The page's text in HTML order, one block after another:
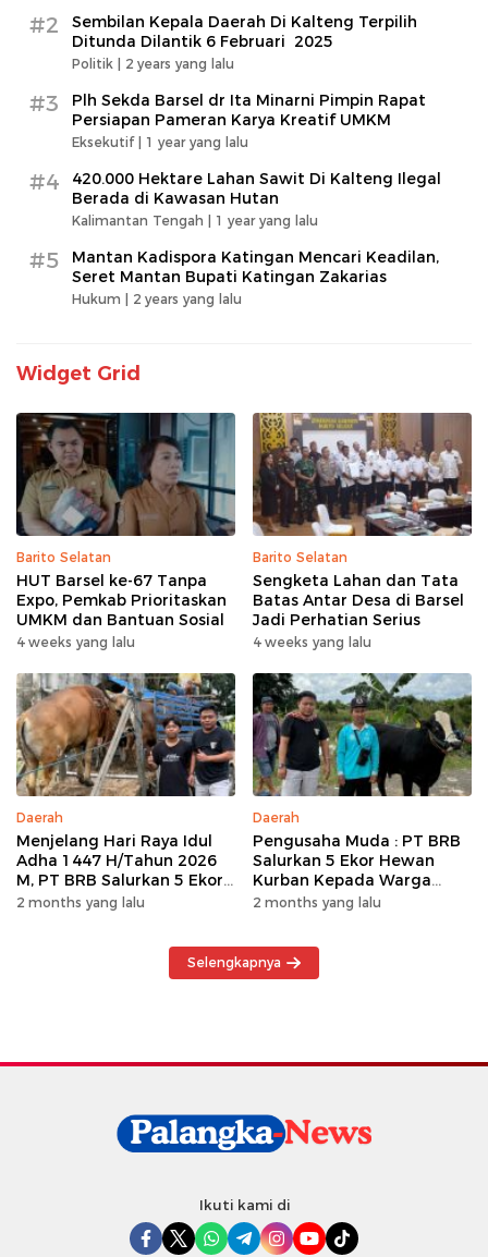
#2
Sembilan Kepala Daerah Di Kalteng Terpilih
Ditunda Dilantik 6 Februari 2025
Politik | 2 years yang lalu
#3
Plh Sekda Barsel dr Ita Minarni Pimpin Rapat
Persiapan Pameran Karya Kreatif UMKM
Eksekutif | 1 year yang lalu
#4
420.000 Hektare Lahan Sawit Di Kalteng Ilegal
Berada di Kawasan Hutan
Kalimantan Tengah | 1 year yang lalu
#5
Mantan Kadispora Katingan Mencari Keadilan,
Seret Mantan Bupati Katingan Zakarias
Hukum | 2 years yang lalu
Widget Grid
Barito Selatan
HUT Barsel ke-67 Tanpa
Expo, Pemkab Prioritaskan
UMKM dan Bantuan Sosial
4 weeks yang lalu
Barito Selatan
Sengketa Lahan dan Tata
Batas Antar Desa di Barsel
Jadi Perhatian Serius
4 weeks yang lalu
Daerah
Menjelang Hari Raya Idul
Adha 1447 H/Tahun 2026
M, PT BRB Salurkan 5 Ekor
Hewan Kurban Kepada
2 months yang lalu
Daerah
Pengusaha Muda : PT BRB
Salurkan 5 Ekor Hewan
Kurban Kepada Warga
Khususnya Wilayah
2 months yang lalu
Selengkapnya
Ikuti kami di